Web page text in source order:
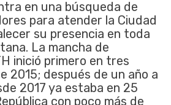
en una búsqueda de
para atender la Ciudad
su presencia en toda
La mancha de
inició primero en tres
2015; después de un año a
2017 ya estaba en 25
con poco más de